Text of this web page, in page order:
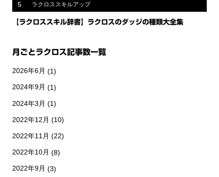
5 ラクロススキルアップ
【ラクロススキル辞書】ラクロスのダッジの種類大全集
月ごとラクロス記事数一覧
2026年6月 (1)
2024年9月 (1)
2024年3月 (1)
2022年12月 (10)
2022年11月 (22)
2022年10月 (8)
2022年9月 (3)